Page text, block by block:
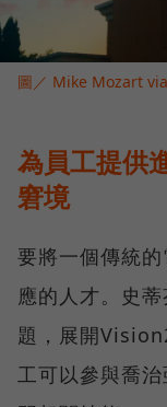
圖／ Mike Mozart
為員工提供
窘境
要將一個傳統
應的人才。史
題，展開
工可以參與喬